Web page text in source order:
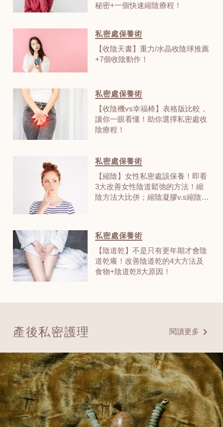
秘密+一個快速縮陰療程！
私密處保養術
【收陰天書】重力/水晶收陰球推薦
+7個收陰動作！
私密處保養術
【收陰機vs幸福椅】表格版比較，
讓你一眼看懂！助你選擇私密處收
陰療程！
私密處保養術
【縮陰】女性私密處該保養！即看
3大改善女性陰道鬆弛的方法！縮
陰方法大比併；縮陰凝膠v.s縮陰球
私密處保養術
【陰道乾】不是只有更年期才會陰
道乾癢！改善陰道乾的4大方法及
食物+陰道乾8大原因！
產後私密護理 閱讀更多